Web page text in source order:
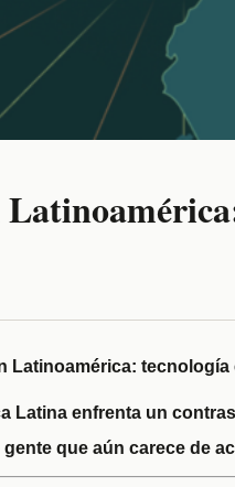
Latinoamérica:
Latina enfrenta un
que aún carece de